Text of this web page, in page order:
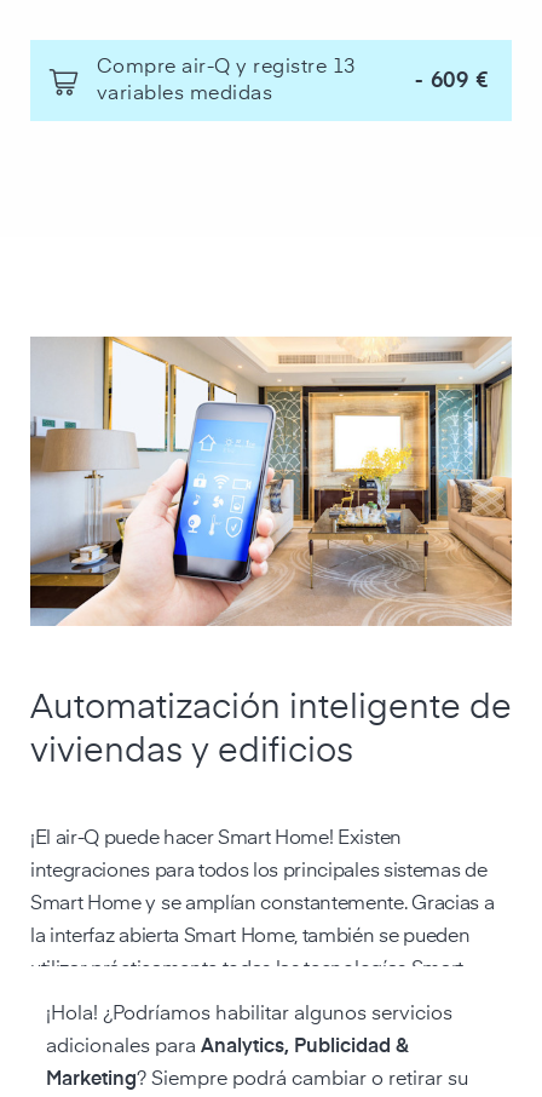
Compre air-Q y registre 13
variables medidas
- 609 €
Automatización inteligente de
viviendas y edificios
¡El air-Q puede hacer Smart Home! Existen
integraciones para todos los principales sistemas de
Smart Home y se amplían constantemente. Gracias a
la interfaz abierta Smart Home, también se pueden
utilizar prácticamente todas las tecnologías Smart
Home locales.
¡Hola! ¿Podríamos habilitar algunos servicios
adicionales para Analytics, Publicidad &
Marketing? Siempre podrá cambiar o retirar su